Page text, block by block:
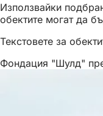
Използвайки
обектите могат да
Текстовете за
Фондация "Шулд"